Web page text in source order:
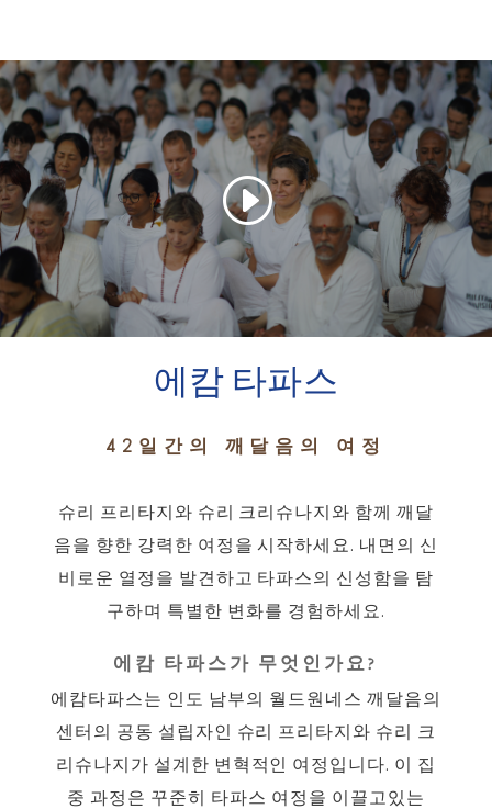
에캄 타파스
42일간의 깨달음의 여정
슈리 프리타지와 슈리 크리슈나지와 함께 깨달
음을 향한 강력한 여정을 시작하세요. 내면의 신
비로운 열정을 발견하고 타파스의 신성함을 탐
구하며 특별한 변화를 경험하세요.
에캄 타파스가 무엇인가요?
에캄타파스는 인도 남부의 월드원네스 깨달음의
센터의 공동 설립자인 슈리 프리타지와 슈리 크
리슈나지가 설계한 변혁적인 여정입니다. 이 집
중 과정은 꾸준히 타파스 여정을 이끌고있는